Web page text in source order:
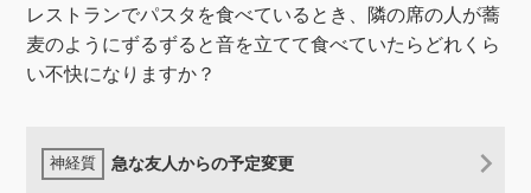
レストランでパスタを食べているとき、隣の席の人が蕎
麦のようにずるずると音を立てて食べていたらどれくら
い不快になりますか？
急な友人からの予定変更